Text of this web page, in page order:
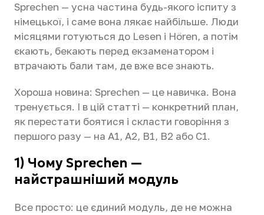
Sprechen — усна частина будь-якого іспиту з
німецької, і саме вона лякає найбільше. Люди
місяцями готуються до Lesen і Hören, а потім
єкають, бекають перед екзаменатором і
втрачають бали там, де вже все знають.
Хороша новина: Sprechen — це навичка. Вона
тренується. І в цій статті — конкретний план,
як перестати боятися і скласти говоріння з
першого разу — на А1, А2, B1, B2 або C1.
1) Чому Sprechen —
найстрашніший модуль
Все просто: це єдиний модуль, де не можна